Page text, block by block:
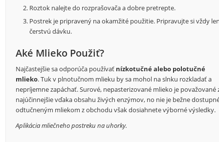
Roztok nalejte do rozprašovača a dobre pretrepte.
Postrek je pripravený na okamžité použitie. Pripravujte si vždy
čerstvú dávku.
Aké Mlieko Použiť?
Najčastejšie sa odporúča používať nízkotučné alebo polotučné
mlieko. Tuk v plnotučnom mlieku by sa mohol na slnku rozkladať a
nepríjemne zapáchať. Surové, nepasterizované mlieko je považované
najúčinnejšie vďaka obsahu živých enzýmov, no nie je bežne
odtučneným mliekom z obchodu však dosiahnete výborné výsledky.
Aplikácia mliečneho postreku na uhorky.